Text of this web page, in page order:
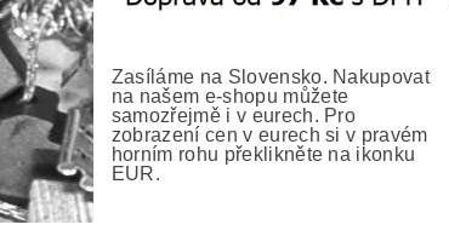
Zasíláme na Slovensko. Nakupovat
na našem e-shopu můžete
samozřejmě i v eurech. Pro
zobrazení cen v eurech si v pravém
horním rohu překlikněte na ikonku
EUR.